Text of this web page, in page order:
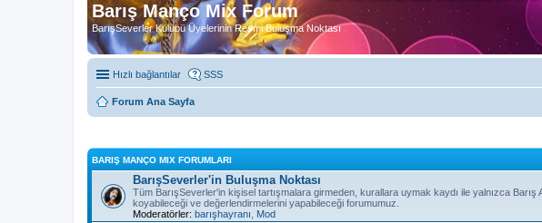
Barış Manço Mix Forum
BarışSeverler Kulübü Üyelerinin Resmi Buluşma Noktası
Hızlı bağlantılar SSS
Forum Ana Sayfa
BARIŞ MANÇO MIX FORUMLARI
BarışSeverler'in Buluşma Noktası
Tüm BarışSeverler'in kişisel tartışmalara girmeden, kurallara uymak kaydı ile yalnızca
koyabileceği ve değerlendirmelerini yapabileceği forumumuz.
Moderatörler: barışhayranı Mod